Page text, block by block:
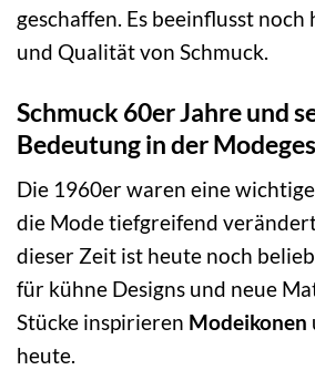
geschaffen. Es beeinflusst
und Qualität von Schmuck.
Schmuck 60er Jahre und
Bedeutung in der
Die 1960er waren eine
die Mode tiefgreifend
dieser Zeit ist heute noch
für kühne Designs und neue
Stücke inspirieren Modeikonen
heute.